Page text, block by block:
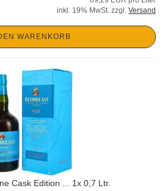
inkl. 19% MwSt. zzgl. Versand
WARENKORB
Cask Edition ... 1x 0,7 Ltr.